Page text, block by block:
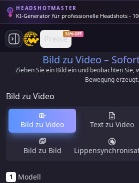
HEADSHOTMASTER
KI-Generator für professionelle Headshots -
Preise30% OFF
Bild zu Video –
Ziehen Sie ein Bild ein und beobachten Sie,
Bewegung erzeugt.
Bild zu Video
Bild zu Video Text zu Video
Bild zu Bild
1 Modell